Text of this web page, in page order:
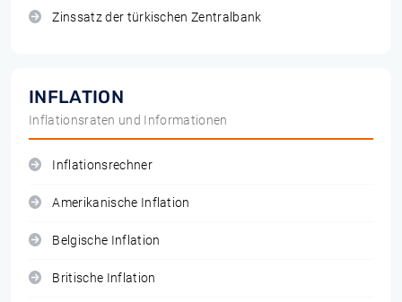
Zinssatz der türkischen Zentralbank
INFLATION
Inflationsraten und Informationen
Inflationsrechner
Amerikanische Inflation
Belgische Inflation
Britische Inflation